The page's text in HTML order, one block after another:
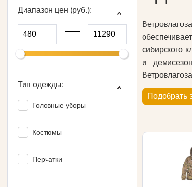
Диапазон цен (руб.):
Тип одежды:
Головные уборы
Костюмы
Перчатки
сибирского
и
Подобрать